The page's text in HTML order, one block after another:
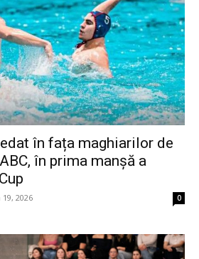
în fața maghiarilor de
în prima manșă a
2026 0